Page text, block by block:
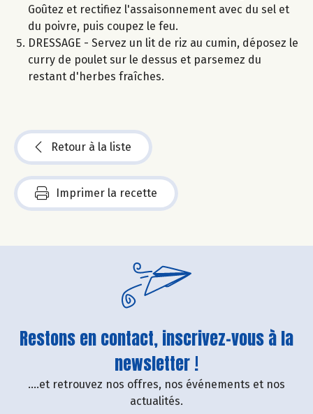
Goûtez et rectifiez l'assaisonnement avec du sel et
du poivre, puis coupez le feu.
DRESSAGE - Servez un lit de riz au cumin, déposez le
curry de poulet sur le dessus et parsemez du
restant d'herbes fraîches.
Retour à la liste
Imprimer la recette
Restons en contact, inscrivez-vous à la
newsletter !
....et retrouvez nos offres, nos événements et nos
actualités.